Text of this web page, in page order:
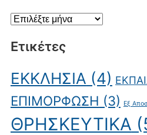
Aρχείο
Ετικέτες
ΕΚΚΛΗΣΙΑ (4)
ΕΠΙΜΟΡΦΩΣΗ (3) Εξ
ΘΡΗΣΚΕΥΤΙΚΑ